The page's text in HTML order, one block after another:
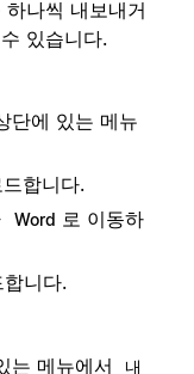
나씩 내보내거
있습니다.
단에 있는 메뉴
합니다.
Word 로 이동하
니다.
는 메뉴에서
내